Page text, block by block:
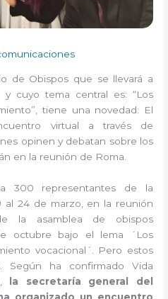
de Obispos que se llevará a
cuyo tema central es: “Los
tiene una novedad: El
virtual a través de
opinen y debatan sobre los
en la reunión de Roma.
300 representantes de la
al 24 de marzo, en la reunión
la asamblea de obispos
octubre bajo el lema ´Los
vocacional´. Pero estos
Según ha confirmado Vida
la secretaría general del
organizado un encuentro